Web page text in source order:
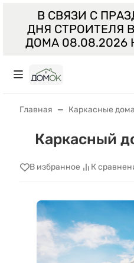
В СВЯЗИ С
ДНЯ СТРОИТЕЛЯ
ДОМА 08.08.2026
Главная Каркасные дома
Каркасный
В избранное К